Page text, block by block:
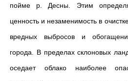
пойме р. Десны. Этим
ценность и незаменимость в
вредных выбросов и
города. В пределах склоновых
оседает облако наиболее